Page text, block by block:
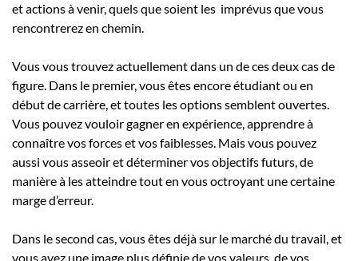
et actions à venir, quels que soient les imprévus que vous
rencontrerez en chemin.
Vous vous trouvez actuellement dans un de ces deux cas de
figure. Dans le premier, vous êtes encore étudiant ou en
début de carrière, et toutes les options semblent ouvertes.
Vous pouvez vouloir gagner en expérience, apprendre à
connaître vos forces et vos faiblesses. Mais vous pouvez
aussi vous asseoir et déterminer vos objectifs futurs, de
manière à les atteindre tout en vous octroyant une certaine
marge d’erreur.
Dans le second cas, vous êtes déjà sur le marché du travail, et
vous avez une image plus définie de vos valeurs, de vos